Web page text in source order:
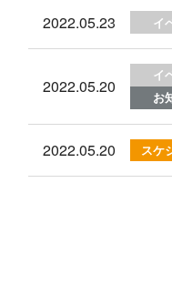
2022.05.23 イ
2022.05.20
イ
お
2022.05.20 スケ